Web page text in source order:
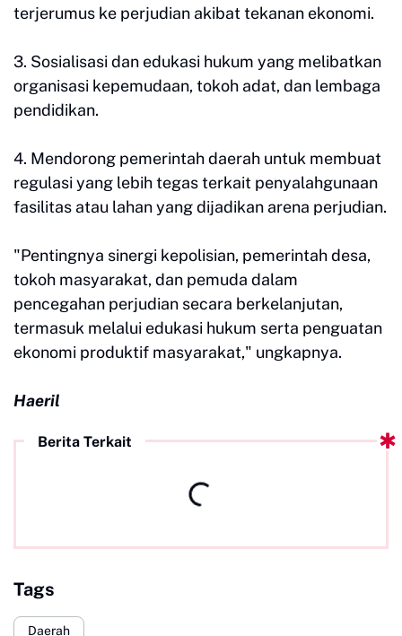
terjerumus ke perjudian akibat tekanan ekonomi.
3. Sosialisasi dan edukasi hukum yang melibatkan
organisasi kepemudaan, tokoh adat, dan lembaga
pendidikan.
4. Mendorong pemerintah daerah untuk membuat
regulasi yang lebih tegas terkait penyalahgunaan
fasilitas atau lahan yang dijadikan arena perjudian.
"Pentingnya sinergi kepolisian, pemerintah desa,
tokoh masyarakat, dan pemuda dalam
pencegahan perjudian secara berkelanjutan,
termasuk melalui edukasi hukum serta penguatan
ekonomi produktif masyarakat," ungkapnya.
Haeril
Berita Terkait
Tags
Daerah